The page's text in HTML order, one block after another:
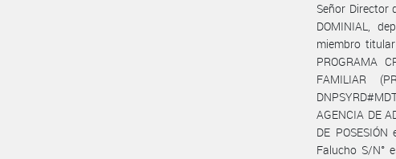
Señor Director
DOMINIAL,
miembro titular
PROGRAMA
FAMILIAR
AGENCIA DE
DE
Falucho S/N°